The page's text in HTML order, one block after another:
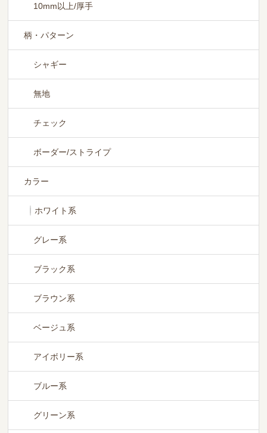
10mm以上/厚手
柄・パターン
シャギー
無地
チェック
ボーダー/ストライプ
カラー
ホワイト系
グレー系
ブラック系
ブラウン系
ベージュ系
アイボリー系
ブルー系
グリーン系